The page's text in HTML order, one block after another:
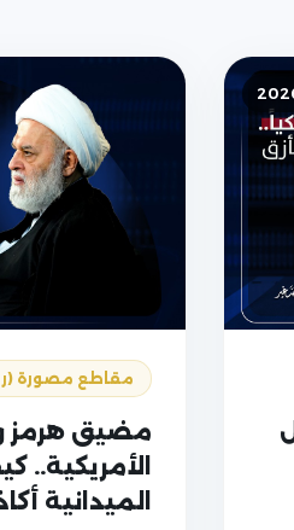
مقاطع مصورة
مضيق هرمز
الميدانية